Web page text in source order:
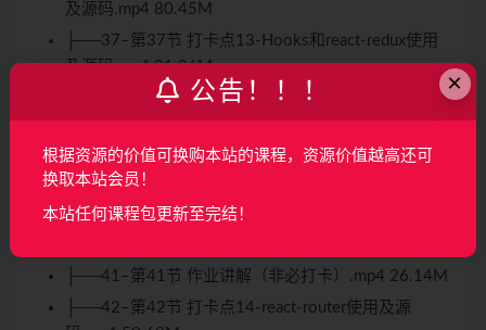
及源码.mp4 80.45M
├──37–第37节 打卡点13-Hooks和react-redux使用
及源码.mp4 31.86M
├──38–第38节 打卡点13-Hooks和react-redux使用
及源码.mp4 38.67M
├──39–第39节 打卡点13-Hooks和react-redux使用
及源码.mp4 8.67M
├──4–第4节 01-作业j解析视频.mp4 133.21M
├──41–第41节 作业讲解（非必打卡）.mp4 26.14M
├──42–第42节 打卡点14-react-router使用及源
×
公告！！！
根据资源的价值可换购本站的课程，资源价值越高还可
换取本站会员！
本站任何课程包更新至完结！